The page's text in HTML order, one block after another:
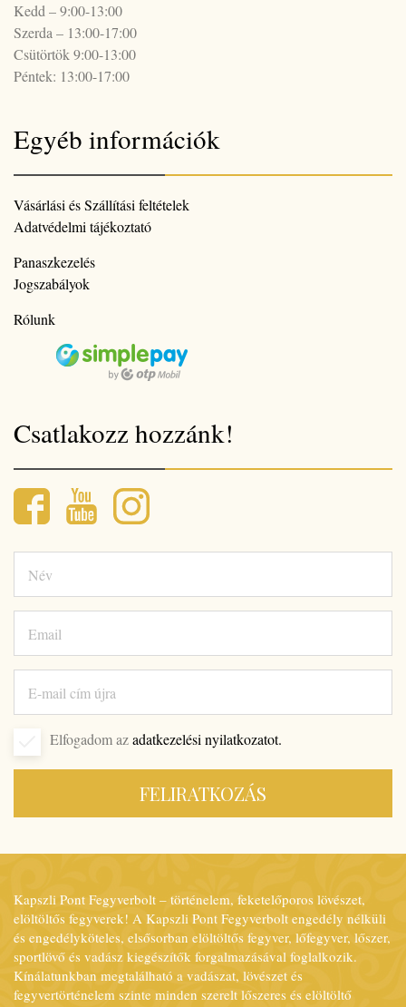
Kedd – 9:00-13:00
Szerda – 13:00-17:00
Csütörtök 9:00-13:00
Péntek: 13:00-17:00
Egyéb információk
Vásárlási és Szállítási feltételek
Adatvédelmi tájékoztató
Panaszkezelés
Jogszabályok
Rólunk
Csatlakozz hozzánk!
Elfogadom azadatkezelési nyilatkozatot.
FELIRATKOZÁS
Kapszli Pont Fegyverbolt – történelem, feketelőporos lövészet,
elöltöltős fegyverek! A Kapszli Pont Fegyverbolt engedély nélküli
és engedélyköteles, elsősorban elöltöltős fegyver, lőfegyver, lőszer,
sportlövő és vadász kiegészítők forgalmazásával foglalkozik.
Kínálatunkban megtalálható a vadászat, lövészet és
fegyvertörténelem szinte minden szerelt lőszeres és elöltöltő